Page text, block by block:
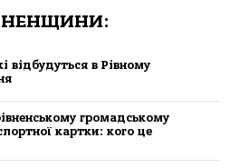
відбудуться в Рівному
громадському
картки: кого це